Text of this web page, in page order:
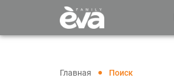
Главная Поиск